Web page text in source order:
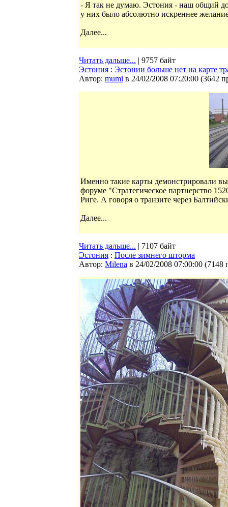
- Я так не думаю. Эстония - наш общий
у них было абсолютно искреннее
Далее...
Читать дальше... | 9757 байт
Эстония : Эстонии больше нет на карте
Автор: mumi в 24/02/2008 07:20:00 (3642
Именно такие карты демонстрировали
форуме "Стратегическое партнерство
Риге. А говоря о транзите через
Далее...
Читать дальше... | 7107 байт
Эстония : После зимнего шторма
Автор: Milena в 24/02/2008 07:00:00 (7148